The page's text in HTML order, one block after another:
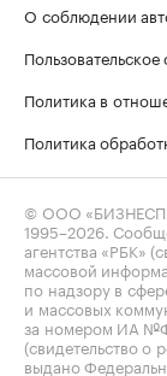
О соблюдении
Политика в
Политика
© ООО
1995–2026 .
агентства «РБК»
массовой
по надзору в
и массовых
за номером ИА
(свидетельство о
выдано